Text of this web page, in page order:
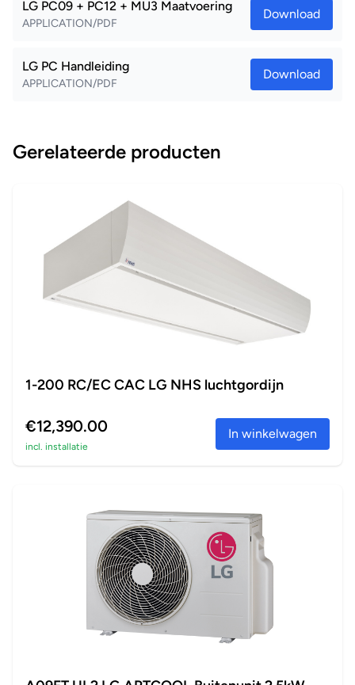
LG PC09 + PC12 + MU3 Maatvoering
APPLICATION/PDF
Download
LG PC Handleiding
APPLICATION/PDF
Download
Gerelateerde producten
1-200 RC/EC CAC LG NHS luchtgordijn
€12,390.00
incl. installatie
In winkelwagen